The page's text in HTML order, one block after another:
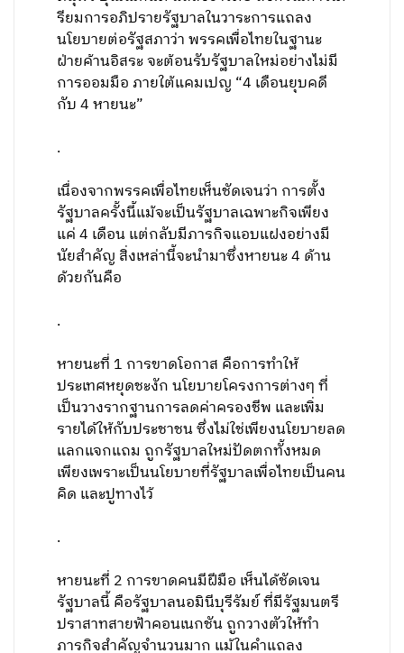
รียมการอภิปรายรัฐบาลในวาระการแถลง
นโยบายต่อรัฐสภาว่า พรรคเพื่อไทยในฐานะ
ฝ่ายค้านอิสระ จะต้อนรับรัฐบาลใหม่อย่างไม่มี
การออมมือ ภายใต้แคมเปญ “4 เดือนยุบคดี
กับ 4 หายนะ”
.
เนื่องจากพรรคเพื่อไทยเห็นชัดเจนว่า การตั้ง
รัฐบาลครั้งนี้แม้จะเป็นรัฐบาลเฉพาะกิจเพียง
แค่ 4 เดือน แต่กลับมีภารกิจแอบแฝงอย่างมี
นัยสำคัญ สิ่งเหล่านี้จะนำมาซึ่งหายนะ 4 ด้าน
ด้วยกันคือ
.
หายนะที่ 1 การขาดโอกาส คือการทำให้
ประเทศหยุดชะงัก นโยบายโครงการต่างๆ ที่
เป็นวางรากฐานการลดค่าครองชีพ และเพิ่ม
รายได้ให้กับประชาชน ซึ่งไม่ใช่เพียงนโยบายลด
แลกแจกแถม ถูกรัฐบาลใหม่ปัดตกทั้งหมด
เพียงเพราะเป็นนโยบายที่รัฐบาลเพื่อไทยเป็นคน
คิด และปูทางไว้
.
หายนะที่ 2 การขาดคนมีฝีมือ เห็นได้ชัดเจน
รัฐบาลนี้ คือรัฐบาลนอมินีบุรีรัมย์ ที่มีรัฐมนตรี
ปราสาทสายฟ้าคอนเนกชัน ถูกวางตัวให้ทำ
ภารกิจสำคัญจำนวนมาก แม้ในคำแถลง